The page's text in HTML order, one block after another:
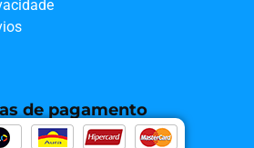
de pagamento